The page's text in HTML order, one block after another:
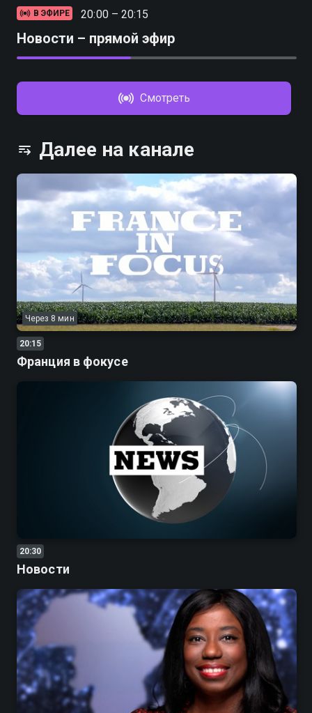
В ЭФИРЕ 20:00 – 20:15
Новости – прямой эфир
Смотреть
Далее на канале
Через 8 мин
20:15
Франция в фокусе
20:30
Новости